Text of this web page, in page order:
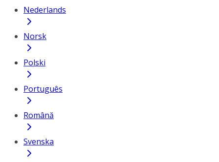
Nederlands
Norsk
Polski
Português
Română
Svenska